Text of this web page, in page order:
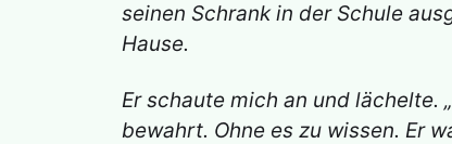
seinen Schrank in der Schule
Hause.
Er schaute mich an und lächelte.
bewahrt. Ohne es zu wissen. Er